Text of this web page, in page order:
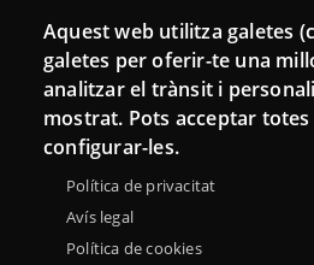
Connecta
Bustia de contacte
Butlletins
Aquest web utilitza galetes
galetes per oferir-te una
analitzar el trànsit i
mostrat. Pots acceptar totes
configurar-les.
Política de privacitat
Avís legal
Política de cookies